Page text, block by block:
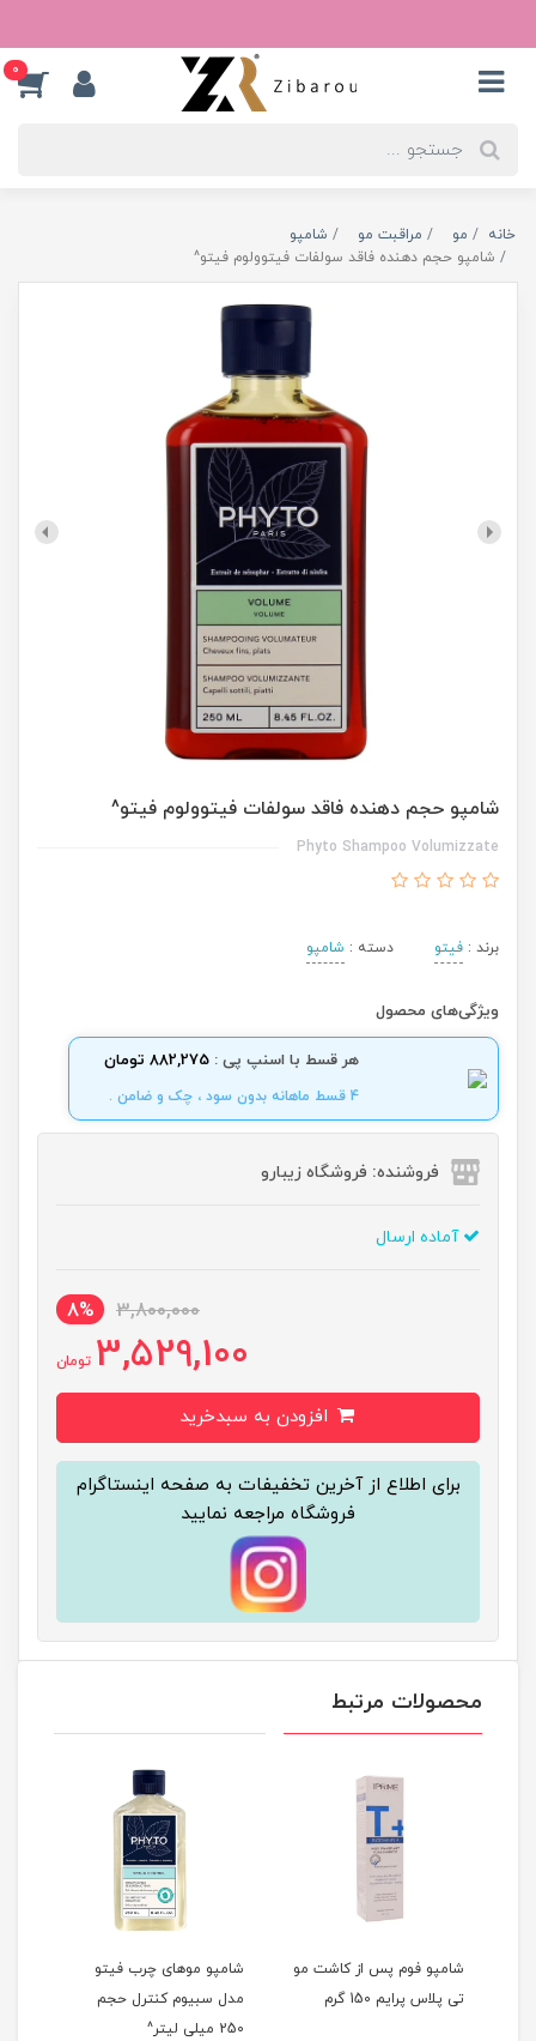
0
خانه مو مراقبت مو
شامپو
شامپو حجم دهنده فاقد سولفات فیتوولوم فیتو^
شامپو حجم دهنده فاقد سولفات فیتوولوم فیتو^
Phyto Shampoo Volumizzate
برند : فیتو دسته : شامپو
ویژگی‌های محصول
هر قسط با اسنپ پی : 882,275 تومان
4 قسط ماهانه بدون سود ، چک و ضامن .
فروشنده: فروشگاه زیبارو
آماده ارسال
3,800,000
8%
3,529,100 تومان
برای اطلاع از آخرین تخفیفات به صفحه اینستاگرام
فروشگاه مراجعه نمایید
محصولات مرتبط
شامپو فوم پس از کاشت مو
تی پلاس پرایم 150 گرم
شامپو موهای چرب فیتو
مدل سبیوم کنترل حجم
250 میلی لیتر^